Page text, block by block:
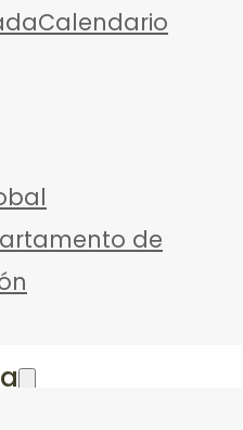
Calendario
de